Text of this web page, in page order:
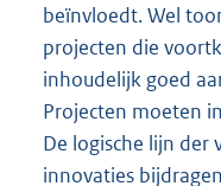
beïnvloedt. Wel
projecten die
inhoudelijk goed
Projecten moeten
De logische lijn der
innovaties